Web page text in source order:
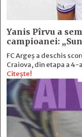
Yanis Pîrvu a
campioanei:
FC Argeș a deschis
Craiova, din etapa a 4-
Citește!